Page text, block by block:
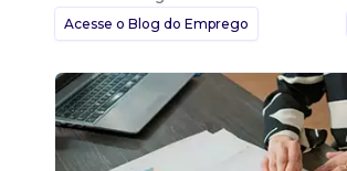
Acesse o Blog do Emprego